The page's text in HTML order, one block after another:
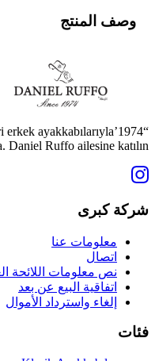
وصف المنتج
erkek ayakkabılarıyla
Ruffo ailesine katılın.”
شركة كبرى
معلومات عنا
اتصال
نص معلومات اللائحة
اتفاقية البيع عن بعد
إلغاء واسترداد الأموال
فئات